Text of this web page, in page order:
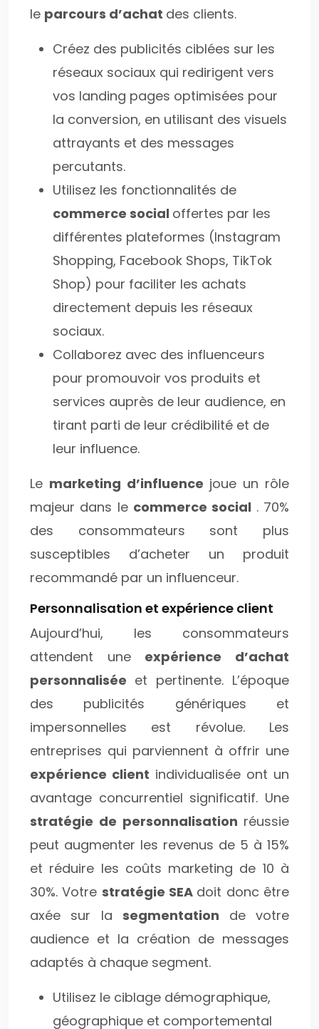
le parcours d’achat des clients.
Créez des publicités ciblées sur les
réseaux sociaux qui redirigent vers
vos landing pages optimisées pour
la conversion, en utilisant des visuels
attrayants et des messages
percutants.
Utilisez les fonctionnalités de
commerce social offertes par les
différentes plateformes (Instagram
Shopping, Facebook Shops, TikTok
Shop) pour faciliter les achats
directement depuis les réseaux
sociaux.
Collaborez avec des influenceurs
pour promouvoir vos produits et
services auprès de leur audience, en
tirant parti de leur crédibilité et de
leur influence.
Le marketing d’influence joue un rôle
majeur dans le commerce social . 70%
des consommateurs sont plus
susceptibles d’acheter un produit
recommandé par un influenceur.
Personnalisation et expérience client
Aujourd’hui, les consommateurs
attendent une expérience d’achat
personnalisée et pertinente. L’époque
des publicités génériques et
impersonnelles est révolue. Les
entreprises qui parviennent à offrir une
expérience client individualisée ont un
avantage concurrentiel significatif. Une
stratégie de personnalisation réussie
peut augmenter les revenus de 5 à 15%
et réduire les coûts marketing de 10 à
30%. Votre stratégie SEA doit donc être
axée sur lasegmentation de votre
audience et la création de messages
adaptés à chaque segment.
Utilisez le ciblage démographique,
géographique et comportemental